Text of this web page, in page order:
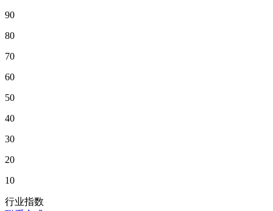
90
80
70
60
50
40
30
20
10
行业指数